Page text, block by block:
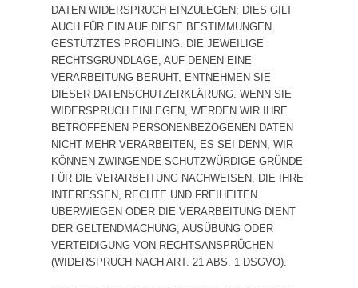
DATEN WIDERSPRUCH EINZULEGEN; DIES GILT
AUCH FÜR EIN AUF DIESE BESTIMMUNGEN
GESTÜTZTES PROFILING. DIE JEWEILIGE
RECHTSGRUNDLAGE, AUF DENEN EINE
VERARBEITUNG BERUHT, ENTNEHMEN SIE
DIESER DATENSCHUTZERKLÄRUNG. WENN SIE
WIDERSPRUCH EINLEGEN, WERDEN WIR IHRE
BETROFFENEN PERSONENBEZOGENEN DATEN
NICHT MEHR VERARBEITEN, ES SEI DENN, WIR
KÖNNEN ZWINGENDE SCHUTZWÜRDIGE GRÜNDE
FÜR DIE VERARBEITUNG NACHWEISEN, DIE IHRE
INTERESSEN, RECHTE UND FREIHEITEN
ÜBERWIEGEN ODER DIE VERARBEITUNG DIENT
DER GELTENDMACHUNG, AUSÜBUNG ODER
VERTEIDIGUNG VON RECHTSANSPRÜCHEN
(WIDERSPRUCH NACH ART. 21 ABS. 1 DSGVO).